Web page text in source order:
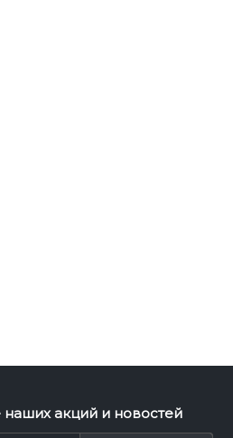
наших акций и новостей